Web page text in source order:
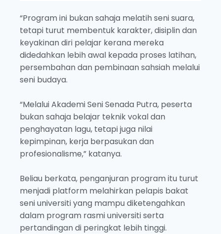
“Program ini bukan sahaja melatih seni suara,
tetapi turut membentuk karakter, disiplin dan
keyakinan diri pelajar kerana mereka
didedahkan lebih awal kepada proses latihan,
persembahan dan pembinaan sahsiah melalui
seni budaya.
“Melalui Akademi Seni Senada Putra, peserta
bukan sahaja belajar teknik vokal dan
penghayatan lagu, tetapi juga nilai
kepimpinan, kerja berpasukan dan
profesionalisme,” katanya.
Beliau berkata, penganjuran program itu turut
menjadi platform melahirkan pelapis bakat
seni universiti yang mampu diketengahkan
dalam program rasmi universiti serta
pertandingan di peringkat lebih tinggi.